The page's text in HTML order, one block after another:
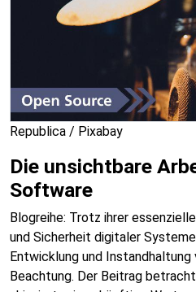
Republica / Pixabay
Die unsichtbare
Software
Blogreihe: Trotz ihrer
und Sicherheit digitaler
Entwicklung und
Beachtung. Der Beitrag